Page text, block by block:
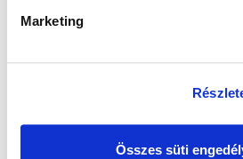
Marketing
Összes süti